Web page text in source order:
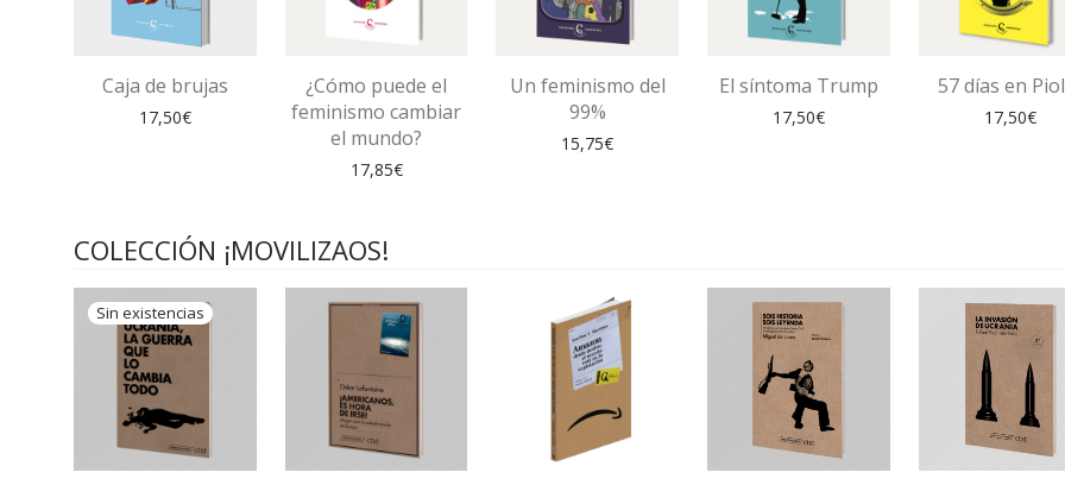
Caja de brujas
17,50€
¿Cómo puede el
feminismo cambiar
el mundo?
17,85€
Un feminismo del
99%
15,75€
El síntoma Trump
17,50€
57 días en
17,50€
COLECCIÓN ¡MOVILIZAOS!